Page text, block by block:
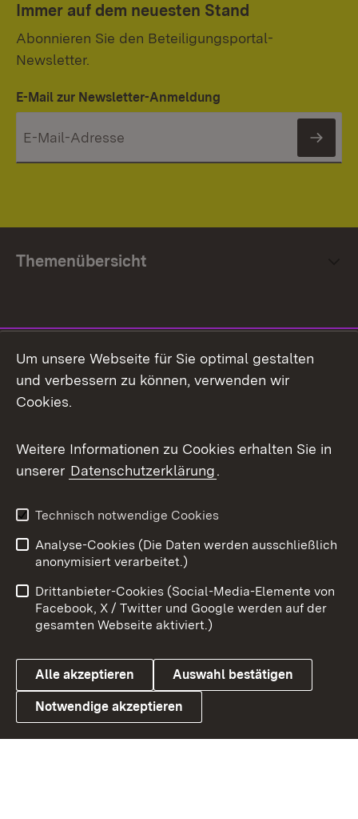
Immer auf dem neuesten Stand
Abonnieren Sie den Beteiligungsportal-
Newsletter.
E-Mail zur Newsletter-Anmeldung
Themenübersicht
Facebook
X / Twitter
Youtube
Link zum Landesportal
Impressum
Kontakt
Barrierefreiheit
Datenschutz
Cookies
Um unsere Webseite für Sie optimal gestalten
und verbessern zu können, verwenden wir
Cookies.
Weitere Informationen zu Cookies erhalten Sie in
unserer Datenschutzerklärung.
Technisch notwendige Cookies
Analyse-Cookies (Die Daten werden ausschließlich
anonymisiert verarbeitet.)
Drittanbieter-Cookies (Social-Media-Elemente von
Facebook, X / Twitter und Google werden auf der
gesamten Webseite aktiviert.)
Alle akzeptieren Auswahl bestätigen
Notwendige akzeptieren